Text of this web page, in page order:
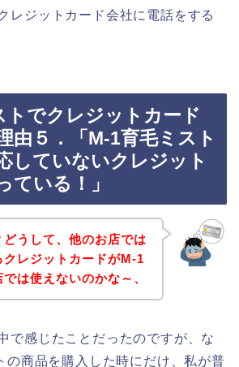
レジットカード会社に電話をする
トでクレジットカード
由５．「M-1育毛ミスト
していないクレジット
ている！」
うして、他のお店では
レジットカードがM-1
は使えないのかな～、
で感じたことだったのですが、な
の商品を購入した時にだけ、私が普